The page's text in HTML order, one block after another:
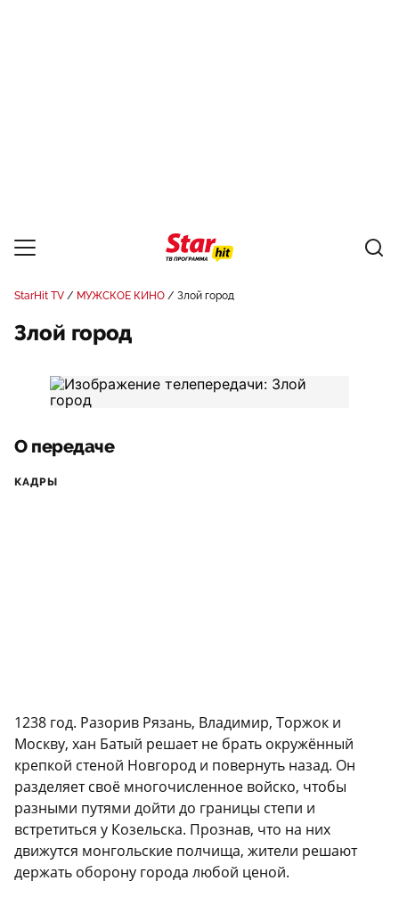
StarHit TV МУЖСКОЕ КИНО Злой город
Злой город
О передаче
КАДРЫ
1238 год. Разорив Рязань, Владимир, Торжок и
Москву, хан Батый решает не брать окружённый
крепкой стеной Новгород и повернуть назад. Он
разделяет своё многочисленное войско, чтобы
разными путями дойти до границы степи и
встретиться у Козельска. Прознав, что на них
движутся монгольские полчища, жители решают
держать оборону города любой ценой.